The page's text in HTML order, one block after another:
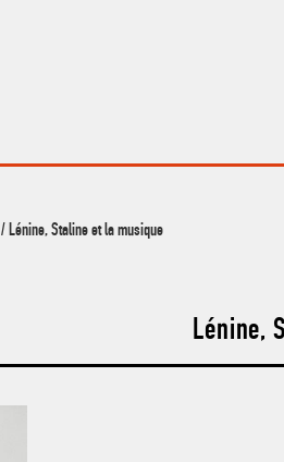
/ Lénine, Staline et la musique
Lénine,